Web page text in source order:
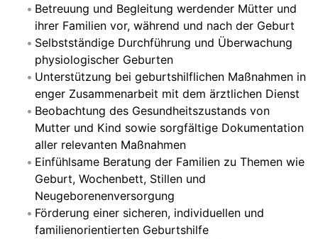
Betreuung und Begleitung werdender Mütter und
ihrer Familien vor, während und nach der Geburt
Selbstständige Durchführung und Überwachung
physiologischer Geburten
Unterstützung bei geburtshilflichen Maßnahmen in
enger Zusammenarbeit mit dem ärztlichen Dienst
Beobachtung des Gesundheitszustands von
Mutter und Kind sowie sorgfältige Dokumentation
aller relevanten Maßnahmen
Einfühlsame Beratung der Familien zu Themen wie
Geburt, Wochenbett, Stillen und
Neugeborenenversorgung
Förderung einer sicheren, individuellen und
familienorientierten Geburtshilfe